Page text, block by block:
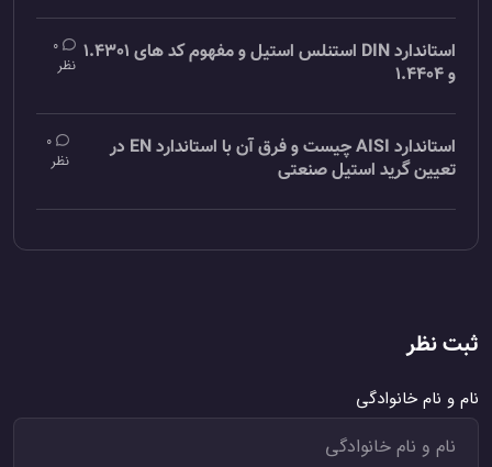
استاندارد DIN استنلس استیل و مفهوم کد های 1.4301
و 1.4404
0
نظر
استاندارد AISI چیست و فرق آن با استاندارد EN در
تعیین گرید استیل صنعتی
0
نظر
ثبت نظر
نام و نام خانوادگی